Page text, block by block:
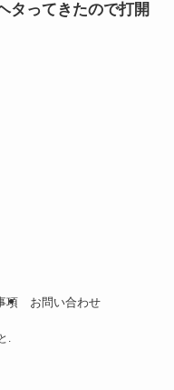
タってきたので打開
項 お問い合わせ
.